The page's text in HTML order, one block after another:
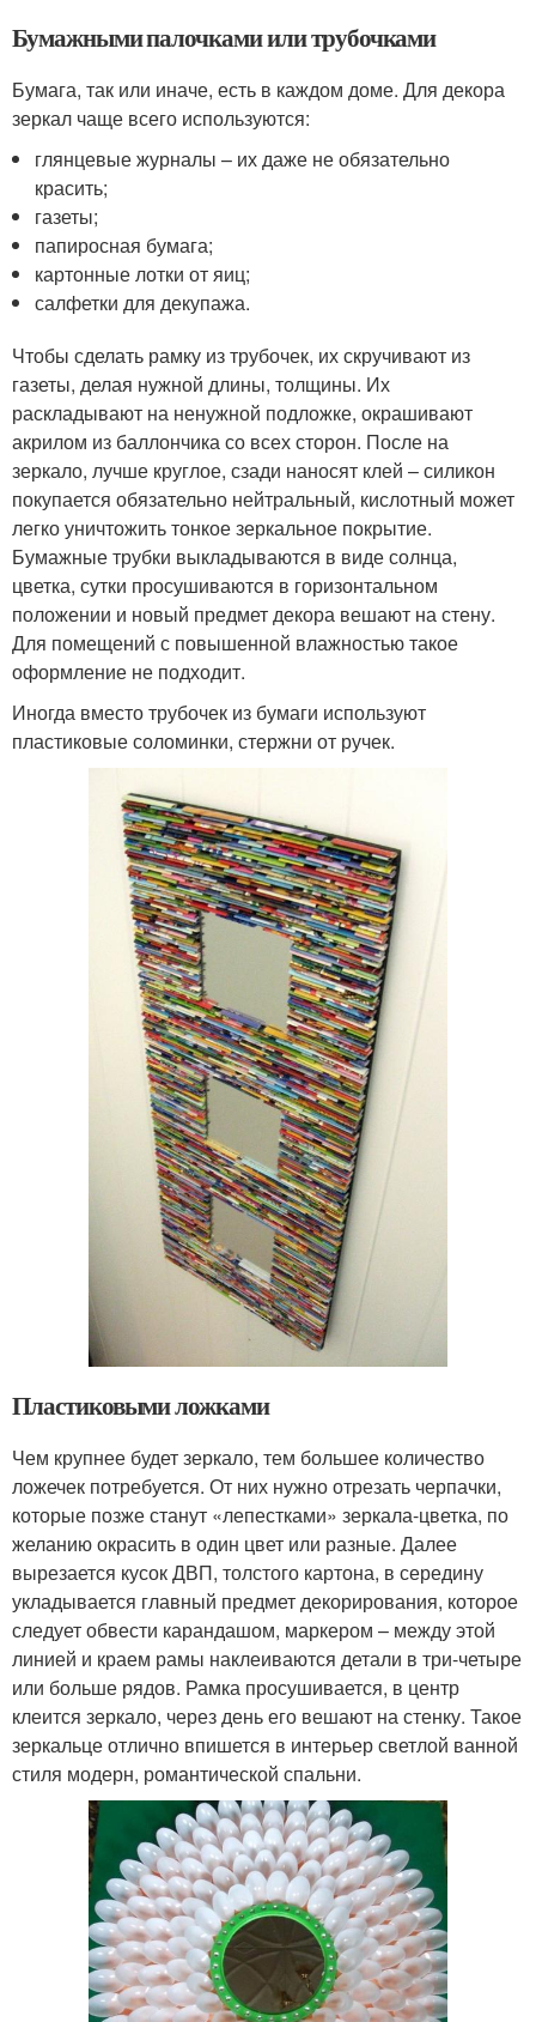
Бумажными палочками или трубочками
Бумага, так или иначе, есть в каждом доме. Для декора
зеркал чаще всего используются:
глянцевые журналы – их даже не обязательно
красить;
газеты;
папиросная бумага;
картонные лотки от яиц;
салфетки для декупажа.
Чтобы сделать рамку из трубочек, их скручивают из
газеты, делая нужной длины, толщины. Их
раскладывают на ненужной подложке, окрашивают
акрилом из баллончика со всех сторон. После на
зеркало, лучше круглое, сзади наносят клей – силикон
покупается обязательно нейтральный, кислотный может
легко уничтожить тонкое зеркальное покрытие.
Бумажные трубки выкладываются в виде солнца,
цветка, сутки просушиваются в горизонтальном
положении и новый предмет декора вешают на стену.
Для помещений с повышенной влажностью такое
оформление не подходит.
Иногда вместо трубочек из бумаги используют
пластиковые соломинки, стержни от ручек.
Пластиковыми ложками
Чем крупнее будет зеркало, тем большее количество
ложечек потребуется. От них нужно отрезать черпачки,
которые позже станут «лепестками» зеркала-цветка, по
желанию окрасить в один цвет или разные. Далее
вырезается кусок ДВП, толстого картона, в середину
укладывается главный предмет декорирования, которое
следует обвести карандашом, маркером – между этой
линией и краем рамы наклеиваются детали в три-четыре
или больше рядов. Рамка просушивается, в центр
клеится зеркало, через день его вешают на стенку. Такое
зеркальце отлично впишется в интерьер светлой ванной
стиля модерн, романтической спальни.